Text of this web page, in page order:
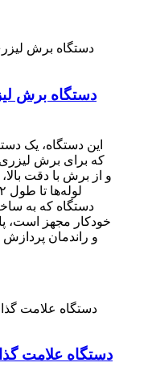
دستگاه برش
این دستگاه، یک
که برای برش
و از برش با دقت بالا،
دستگاه که به
خودکار مجهز است،
و راندمان پردازش
دستگاه علامت